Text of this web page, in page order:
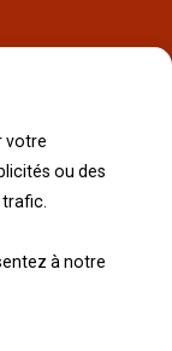
votre
ou des
à notre